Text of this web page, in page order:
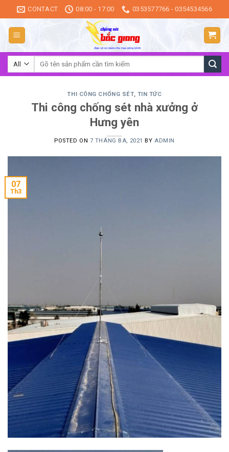
to
content
CONTACT 08:00 - 17:00 0353577766 - 0354534566
Tìm
THI CÔNG CHỐNG SÉT, TIN TỨC
Thi công chống sét nhà xưởng ở
Hưng yên
POSTED ON 7 THÁNG BA, 2021 BY ADMIN
07
Th3